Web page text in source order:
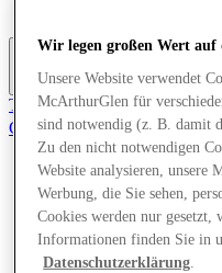
Mehr
Tritt dem Club bei.
Gerettet
de
Geschäfte
Angebote
Planen Sie Ihren Besuch
Was läuft
Essen & Trinken
Wir legen großen Wert auf
Unsere Website verwendet
McArthurGlen für
sind notwendig (z. B. damit
Zu den nicht notwendigen
Website analysieren, unsere
Werbung, die Sie sehen,
Cookies werden nur gesetzt,
Informationen finden Sie in
Datenschutzerklärung